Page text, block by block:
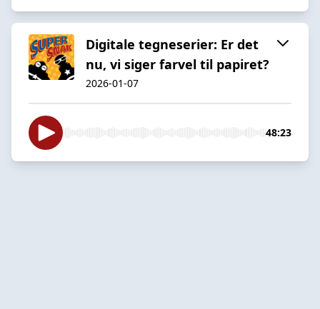
Digitale tegneserier: Er det
nu, vi siger farvel til papiret?
2026-01-07
48:23